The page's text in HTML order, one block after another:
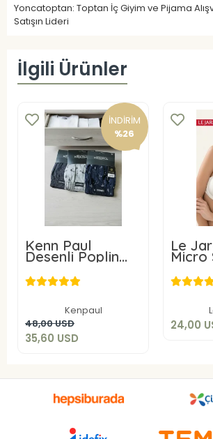
Yoncatoptan: Toptan İç Giyim ve Pijama
Satışın Lideri
İlgili Ürünler
İNDİRİM
%26
Kenn Paul
Desenli Poplin
Erkek Boxer 6
Adet
Kenpaul
48,00 USD
35,60 USD
35,60 USD
Sepete Ekle
Le
Micro
9405-
24,00